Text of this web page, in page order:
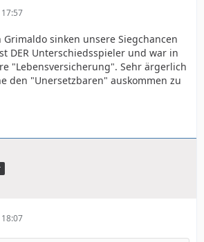
sinken unsere Siegchancen
DER Unterschiedsspieler und war in
"Lebensversicherung". Sehr ärgerlich
den "Unersetzbaren" auskommen zu